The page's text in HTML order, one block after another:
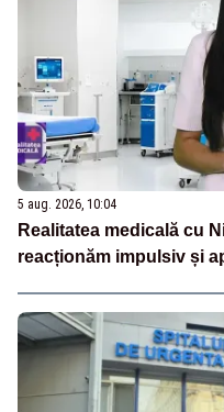
5 aug. 2026, 10:04
Realitatea medicală cu
reacționăm impulsiv și